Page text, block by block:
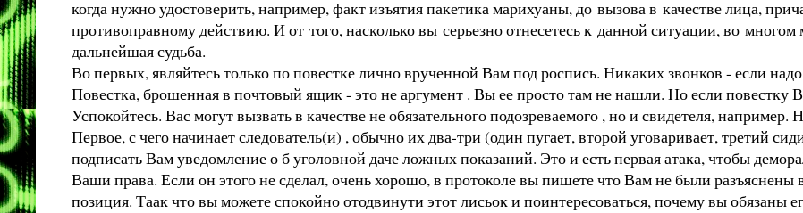
когда нужно удостоверить, например, факт изъятия пакетика марихуаны, до вызова в качестве лица,
противоправному действию. И от того, насколько вы серьезно отнесетесь к данной ситуации, во многом
дальнейшая судьба.
Во первых, являйтесь только по повестке лично врученной Вам под роспись. Никаких звонков - если
Повестка, брошенная в почтовый ящик - это не аргумент . Вы ее просто там не нашли. Но если повестку
Успокойтесь. Вас могут вызвать в качестве не обязательного подозреваемого , но и свидетеля, например.
Первое, с чего начинает следователь(и) , обычно их два-три (один пугает, второй уговаривает, третий
подписать Вам уведомление о б уголовной даче ложных показаний. Это и есть первая атака, чтобы
Ваши права. Если он этого не сделал, очень хорошо, в протоколе вы пишете что Вам не были
позиция. Таак что вы можете спокойно отодвинути этот лисьок и поинтересоваться, почему вы